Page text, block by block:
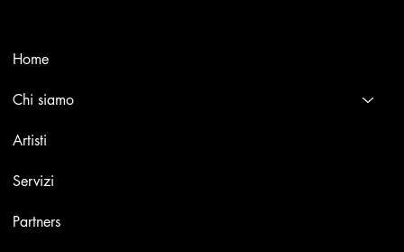
Home
Chi siamo
Artisti
Servizi
Partners